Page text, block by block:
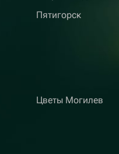
Пятигорск
Цветы Могилев